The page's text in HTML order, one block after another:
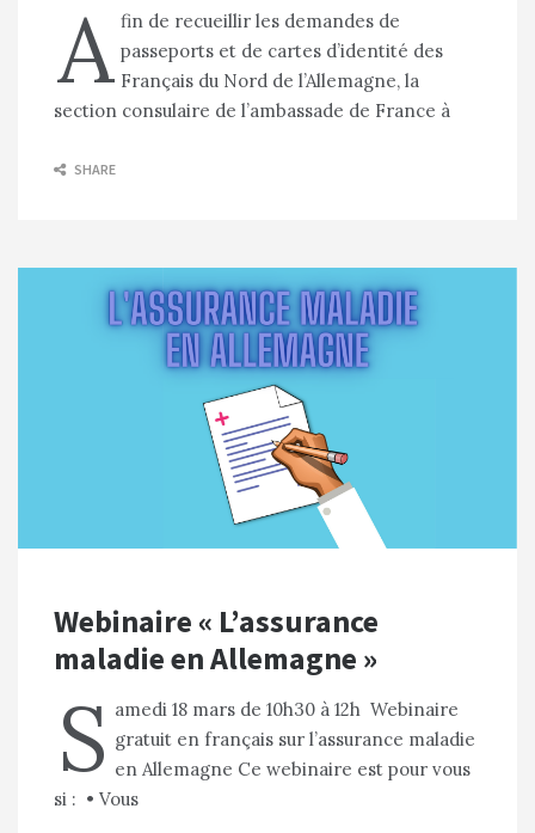
A fin de recueillir les demandes de
passeports et de cartes d’identité des
Français du Nord de l’Allemagne, la
section consulaire de l’ambassade de France à
SHARE
Webinaire « L’assurance
maladie en Allemagne »
S amedi 18 mars de 10h30 à 12h Webinaire
gratuit en français sur l’assurance maladie
en Allemagne Ce webinaire est pour vous
si : • Vous